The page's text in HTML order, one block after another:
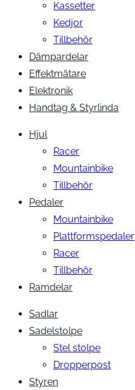
Kassetter
Kedjor
Tillbehör
Dämpardelar
Effektmätare
Elektronik
Handtag & Styrlinda
Hjul
Racer
Mountainbike
Tillbehör
Pedaler
Mountainbike
Plattformspedaler
Racer
Tillbehör
Ramdelar
Sadlar
Sadelstolpe
Stel stolpe
Dropperpost
Styren